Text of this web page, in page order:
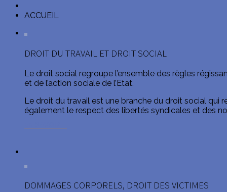
ACCUEIL
DROIT DU TRAVAIL ET DROIT SOCIAL
Le droit social regroupe l’ensemble des règles
et de l’action sociale de l’Etat.
Le droit du travail est une branche du droit social qui
également le respect des libertés syndicales et des
DOMMAGES CORPORELS, DROIT DES VICTIMES